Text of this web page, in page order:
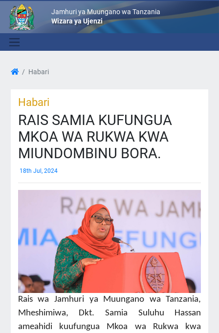
Jamhuri ya Muungano wa Tanzania
Wizara ya Ujenzi
Habari
Habari
RAIS SAMIA KUFUNGUA
MKOA WA RUKWA KWA
MIUNDOMBINU BORA.
18th Jul, 2024
Rais wa Jamhuri ya Muungano wa Tanzania,
Mheshimiwa, Dkt. Samia Suluhu Hassan
ameahidi kuufungua Mkoa wa Rukwa kwa